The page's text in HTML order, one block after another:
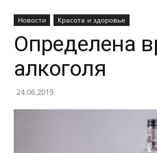
Новости Красота и здоровье
Определена
алкоголя
24.06.2019